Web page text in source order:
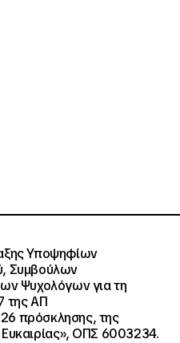
Υποψηφίων
Συμβούλων
Ψυχολόγων για τη
της ΑΠ
πρόσκλησης, της
ΟΠΣ 6003234.